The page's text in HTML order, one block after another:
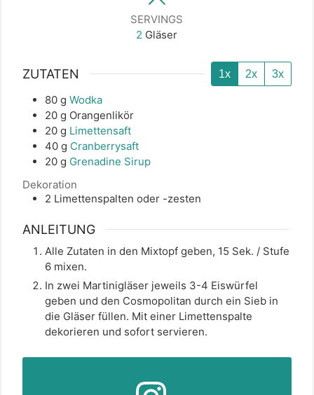
SERVINGS
2 Gläser
ZUTATEN 1x 2x 3x
80 g Wodka
20 g Orangenlikör
20 g Limettensaft
40 g Cranberrysaft
20 g Grenadine Sirup
Dekoration
2 Limettenspalten oder -zesten
ANLEITUNG
Alle Zutaten in den Mixtopf geben, 15 Sek. / Stufe
6 mixen.
In zwei Martinigläser jeweils 3-4 Eiswürfel
geben und den Cosmopolitan durch ein Sieb in
die Gläser füllen. Mit einer Limettenspalte
dekorieren und sofort servieren.